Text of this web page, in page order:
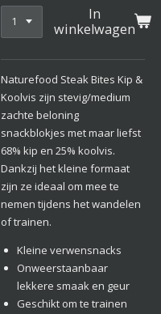
In
winkelwagen
Naturefood Steak Bites Kip &
Koolvis zijn stevig/medium
zachte beloning
snackblokjes met maar liefst
68% kip en 25% koolvis.
Dankzij het kleine formaat
zijn ze ideaal om mee te
nemen tijdens het wandelen
of trainen.
Kleine verwensnacks
Onweerstaanbaar
lekkere smaak en geur
Geschikt om te trainen